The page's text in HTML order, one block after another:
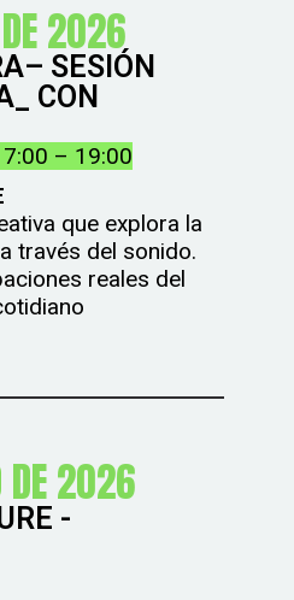
2026
SESIÓN
CON
– 19:00
que explora la
través del sonido.
reales del
DE 2026
-